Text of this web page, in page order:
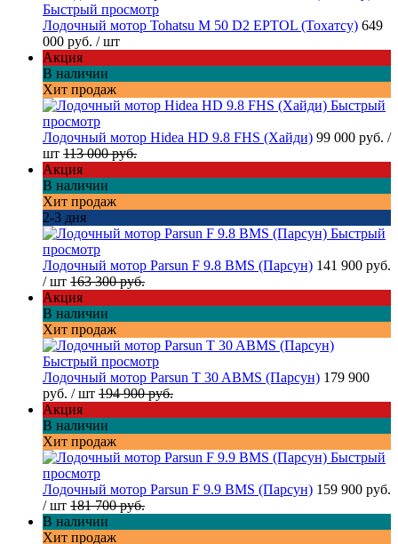
Быстрый просмотр
Лодочный мотор Tohatsu M 50 D2 EPTOL (Тохатсу) 649
000 руб. / шт
Акция
В наличии
Хит продаж
Быстрый
просмотр
Лодочный мотор Hidea HD 9.8 FHS (Хайди) 99 000 руб. /
шт 113 000 руб.
Акция
В наличии
Хит продаж
2-3 дня
Быстрый
просмотр
Лодочный мотор Parsun F 9.8 BMS (Парсун) 141 900 руб.
/ шт 163 300 руб.
Акция
В наличии
Хит продаж
Быстрый просмотр
Лодочный мотор Parsun T 30 ABMS (Парсун) 179 900
руб. / шт 194 900 руб.
Акция
В наличии
Хит продаж
Быстрый
просмотр
Лодочный мотор Parsun F 9.9 BMS (Парсун) 159 900 руб.
/ шт 181 700 руб.
В наличии
Хит продаж